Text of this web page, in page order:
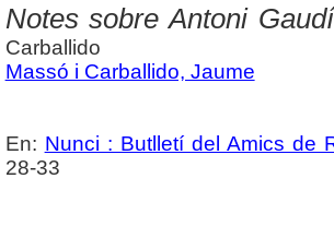
Notes sobre Antoni
Carballido
Massó i Carballido, Jaume
En: Nunci : Butlletí del Amics de
28-33